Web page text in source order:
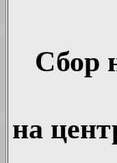
Сбор
на